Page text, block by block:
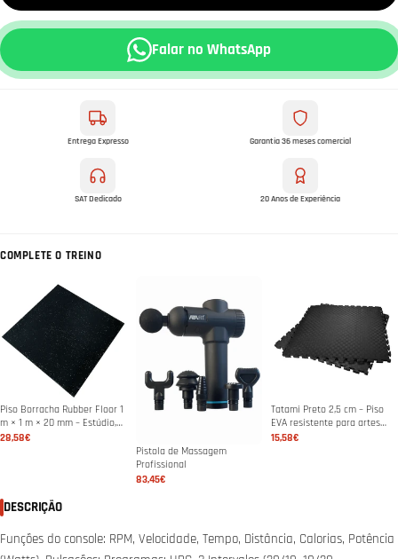
Falar no WhatsApp
Entrega Expresso Garantia 36 meses comercial
SAT Dedicado 20 Anos de Experiência
COMPLETE O TREINO
Piso Borracha Rubber Floor 1
m × 1 m × 20 mm – Estúdio,
ginásio ou área de treino
28,58€
Pistola de Massagem
Profissional
83,45€
Tatami Preto 2,5 cm – Piso
EVA resistente para artes
marciais & ginásio
15,58€
DESCRIÇÃO
Funções do console: RPM, Velocidade, Tempo, Distância, Calorias, Potência